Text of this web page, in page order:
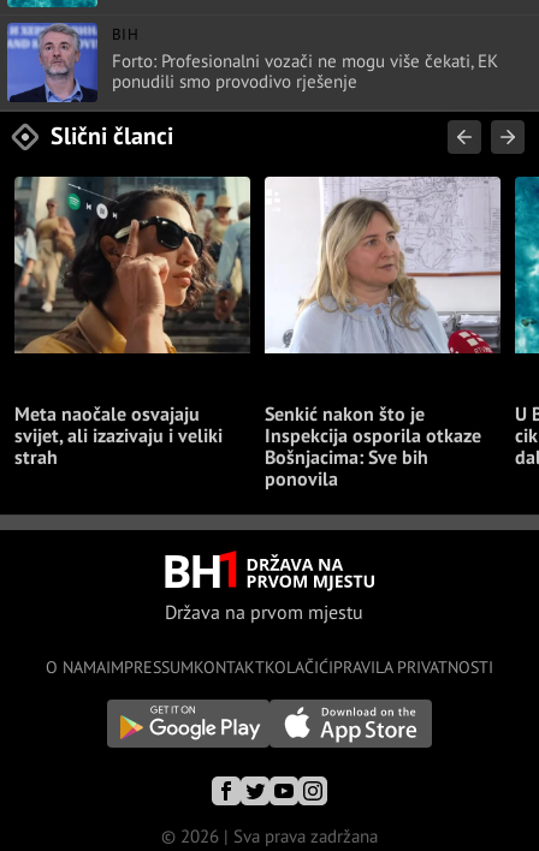
BIH
Forto: Profesionalni vozači ne mogu više čekati, EK
ponudili smo provodivo rješenje
Slični članci
Meta naočale osvajaju
svijet, ali izazivaju i veliki
strah
Senkić nakon što je
Inspekcija osporila otkaze
Bošnjacima: Sve bih
ponovila
U
Država na prvom mjestu
O NAMAIMPRESSUMKONTAKTKOLAČIĆIPRAVILA PRIVATNOSTI
© 2026 | Sva prava zadržana